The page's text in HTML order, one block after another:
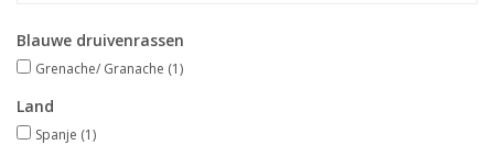
Blauwe druivenrassen
Grenache/ Granache (1)
Land
Spanje (1)